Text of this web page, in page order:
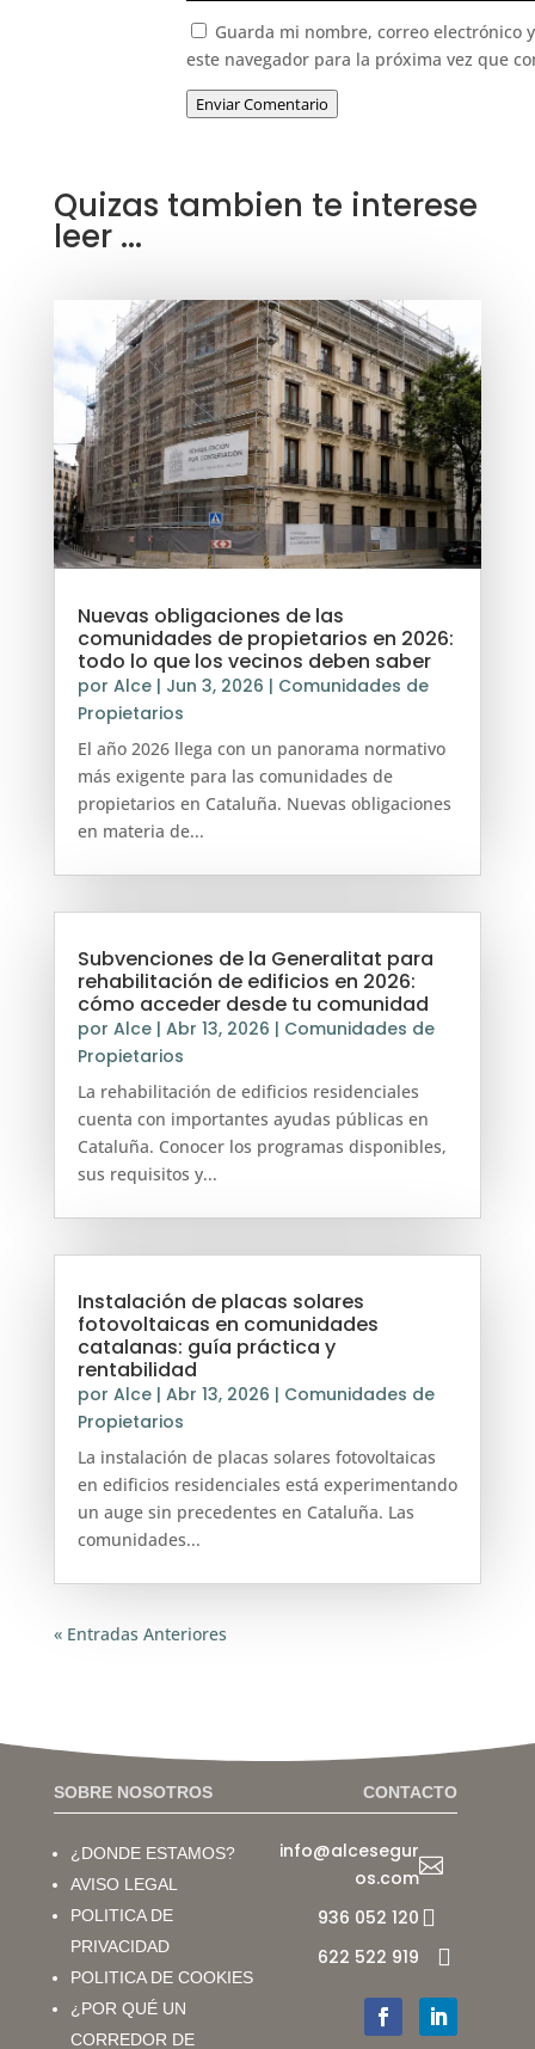
Guarda mi nombre, correo electrónico
este navegador para la próxima vez que
Enviar Comentario
Quizas tambien te interese
leer ...
Nuevas obligaciones de las
comunidades de propietarios en 2026:
todo lo que los vecinos deben saber
por Alce| Jun 3, 2026 | Comunidades de
Propietarios
El año 2026 llega con un panorama normativo
más exigente para las comunidades de
propietarios en Cataluña. Nuevas obligaciones
en materia de...
Subvenciones de la Generalitat para
rehabilitación de edificios en 2026:
cómo acceder desde tu comunidad
por Alce| Abr 13, 2026 | Comunidades de
Propietarios
La rehabilitación de edificios residenciales
cuenta con importantes ayudas públicas en
Cataluña. Conocer los programas disponibles,
sus requisitos y...
Instalación de placas solares
fotovoltaicas en comunidades
catalanas: guía práctica y
rentabilidad
por Alce| Abr 13, 2026 | Comunidades de
Propietarios
La instalación de placas solares fotovoltaicas
en edificios residenciales está experimentando
un auge sin precedentes en Cataluña. Las
comunidades...
« Entradas Anteriores
SOBRE NOSOTROS
¿DONDE ESTAMOS?
AVISO LEGAL
POLITICA DE
PRIVACIDAD
POLITICA DE COOKIES
¿POR QUÉ UN
CORREDOR DE
CONTACTO

info@alcesegur
os.com

936 052 120

622 522 919